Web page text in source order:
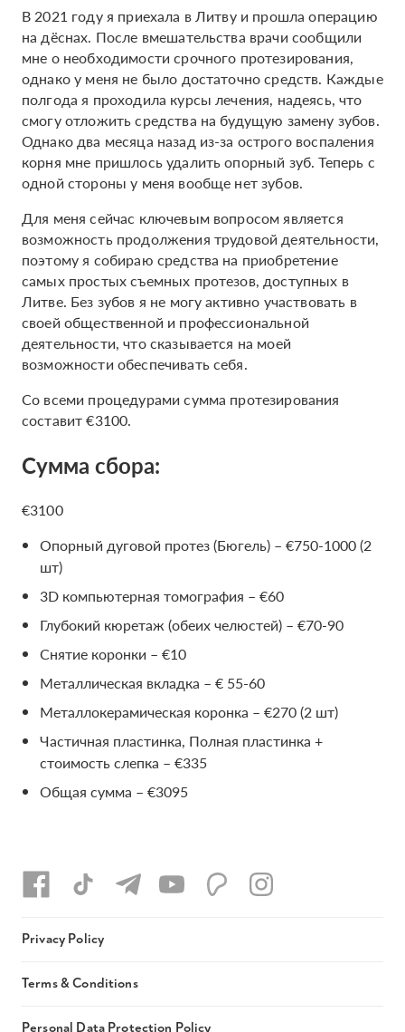
В 2021 году я приехала в Литву и прошла операцию
на дёснах. После вмешательства врачи сообщили
мне о необходимости срочного протезирования,
однако у меня не было достаточно средств. Каждые
полгода я проходила курсы лечения, надеясь, что
смогу отложить средства на будущую замену зубов.
Однако два месяца назад из-за острого воспаления
корня мне пришлось удалить опорный зуб. Теперь с
одной стороны у меня вообще нет зубов.
Для меня сейчас ключевым вопросом является
возможность продолжения трудовой деятельности,
поэтому я собираю средства на приобретение
самых простых съемных протезов, доступных в
Литве. Без зубов я не могу активно участвовать в
своей общественной и профессиональной
деятельности, что сказывается на моей
возможности обеспечивать себя.
Со всеми процедурами сумма протезирования
составит €3100.
Сумма сбора:
€3100
Опорный дуговой протез (Бюгель) – €750-1000 (2
шт)
3D компьютерная томография – €60
Глубокий кюретаж (обеих челюстей) – €70-90
Снятие коронки – €10
Металлическая вкладка – € 55-60
Металлокерамическая коронка – €270 (2 шт)
Частичная пластинка, Полная пластинка +
стоимость слепка – €335
Общая сумма – €3095
Privacy Policy
Terms & Conditions
Personal Data Protection Policy